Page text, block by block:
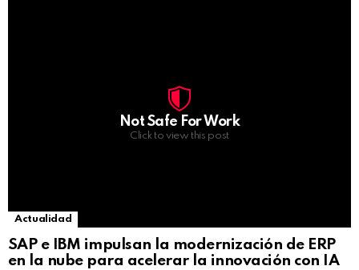
Not Safe For Work
Click to view this post
Actualidad
SAP e IBM impulsan la modernización de ERP
en la nube para acelerar la innovación con IA